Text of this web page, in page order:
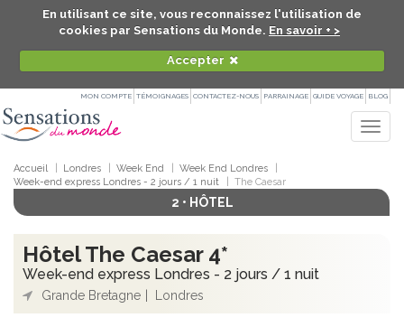
En utilisant ce site, vous reconnaissez l'utilisation de
cookies par Sensations du Monde. En savoir + >
Accepter
MON COMPTE TÉMOIGNAGES CONTACTEZ-NOUS PARRAINAGE GUIDE VOYAGE BLOG
Accueil Londres Week End
Week End Londres
Week-end express Londres - 2 jours / 1 nuit
The Caesar
2 • HÔTEL
Hôtel The Caesar 4*
Week-end express Londres - 2 jours / 1 nuit
Grande Bretagne Londres